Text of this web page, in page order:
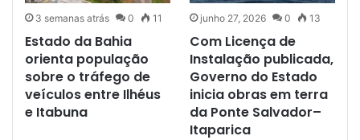
3 semanas atrás 0 11
Estado da Bahia
orienta população
sobre o tráfego de
veículos entre Ilhéus
e Itabuna
junho 27, 2026 0 13
Com Licença de
Instalação publicada,
Governo do Estado
inicia obras em terra
da Ponte Salvador–
Itaparica